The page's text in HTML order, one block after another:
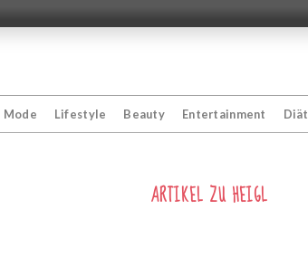
Mode Lifestyle Beauty Entertainment Diät
ARTIKEL ZU HEIGL